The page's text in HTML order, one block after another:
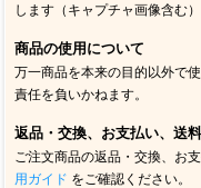
します（キャプチャ画像含む）
商品の使用について
万一商品を本来の目的以外で
責任を負いかねます。
返品・交換、お支払い、送
ご注文商品の返品・交換、お
用ガイド をご確認ください。